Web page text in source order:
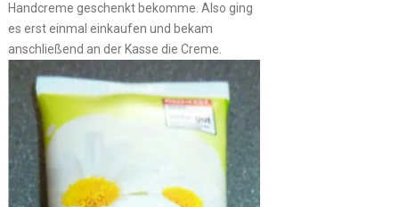
Handcreme geschenkt bekomme. Also ging
es erst einmal einkaufen und bekam
anschließend an der Kasse die Creme.